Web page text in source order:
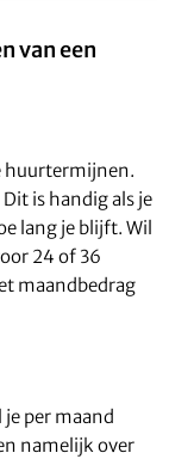
van een
huurtermijnen.
is handig als je
lang je blijft. Wil
24 of 36
maandbedrag
per maand
namelijk over